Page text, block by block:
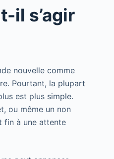
il s’agir
nouvelle comme
Pourtant, la plupart
est plus simple.
ou même un non
fin à une attente